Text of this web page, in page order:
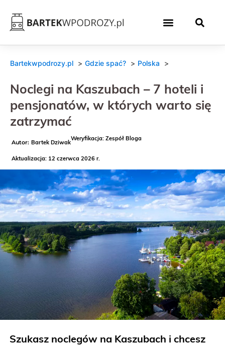
Bartekwpodrozy.pl Gdzie spać? Polska
Noclegi na Kaszubach – 7 hoteli i
pensjonatów, w których warto się
zatrzymać
Bartek Dziwak
Weryfikacja: Zespół Bloga
Aktualizacja: 12 czerwca 2026 r.
Szukasz noclegów na Kaszubach i chcesz